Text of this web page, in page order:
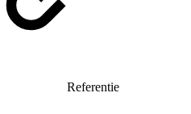
Referentie